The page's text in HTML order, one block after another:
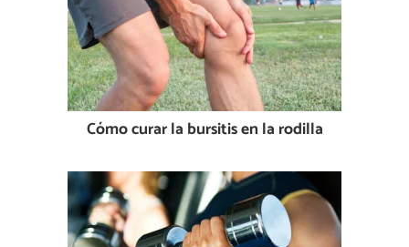
Cómo curar la bursitis en la rodilla